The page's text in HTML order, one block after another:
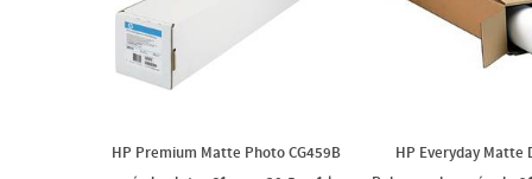
HP Premium Matte Photo CG459B
HP Everyday Matte